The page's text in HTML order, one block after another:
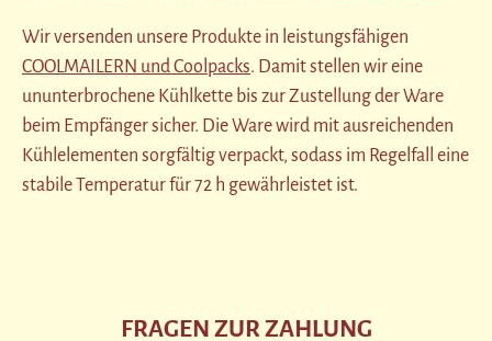
Wir versenden unsere Produkte in leistungsfähigen
COOLMAILERN und Coolpacks. Damit stellen wir eine
ununterbrochene Kühlkette bis zur Zustellung der Ware
beim Empfänger sicher. Die Ware wird mit ausreichenden
Kühlelementen sorgfältig verpackt, sodass im Regelfall eine
stabile Temperatur für 72 h gewährleistet ist.
FRAGEN ZUR ZAHLUNG